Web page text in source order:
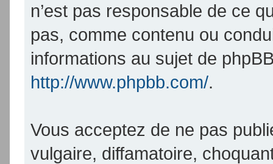
n’est pas responsable de ce
pas, comme contenu ou
informations au sujet de
http://www.phpbb.com/.
Vous acceptez de ne pas
vulgaire, diffamatoire,